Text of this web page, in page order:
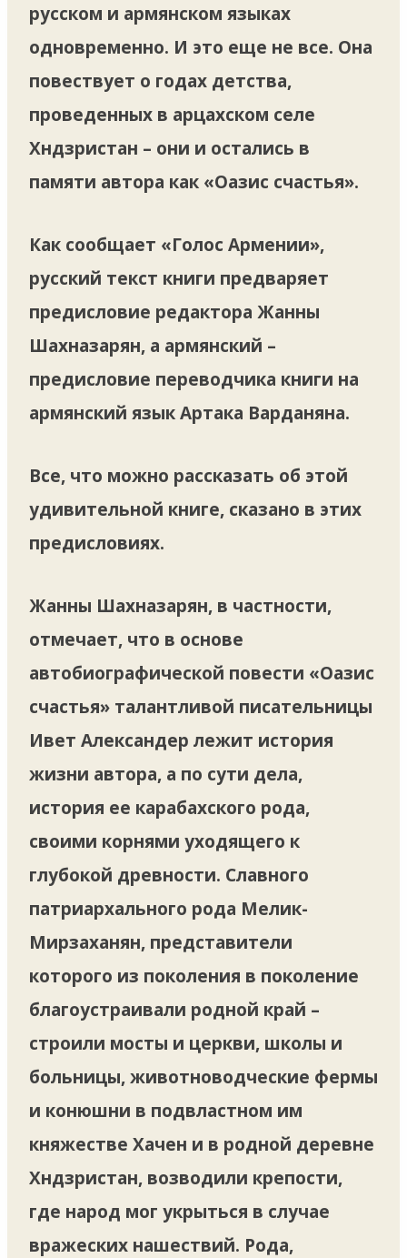
русском и армянском языках
одновременно. И это еще не все. Она
повествует о годах детства,
проведенных в арцахском селе
Хндзристан – они и остались в
памяти автора как «Оазис счастья».
Как сообщает «Голос Армении»,
русский текст книги предваряет
предисловие редактора Жанны
Шахназарян, а армянский –
предисловие переводчика книги на
армянский язык Артака Варданяна.
Все, что можно рассказать об этой
удивительной книге, сказано в этих
предисловиях.
Жанны Шахназарян, в частности,
отмечает, что в основе
автобиографической повести «Оазис
счастья» талантливой писательницы
Ивет Александер лежит история
жизни автора, а по сути дела,
история ее карабахского рода,
своими корнями уходящего к
глубокой древности. Славного
патриархального рода Мелик-
Мирзаханян, представители
которого из поколения в поколение
благоустраивали родной край –
строили мосты и церкви, школы и
больницы, животноводческие фермы
и конюшни в подвластном им
княжестве Хачен и в родной деревне
Хндзристан, возводили крепости,
где народ мог укрыться в случае
вражеских нашествий. Рода,